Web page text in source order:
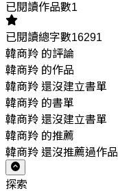
已閱讀作品數1
已閱讀總字數16291
韓商羚 的評論
韓商羚 的作品
韓商羚 還沒建立書單
韓商羚 的書單
韓商羚 還沒建立書單
韓商羚 的推薦
韓商羚 還沒推薦過作品
探索